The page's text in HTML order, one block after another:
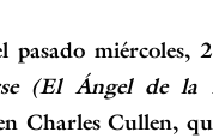
pasado miércoles,
(El Ángel de la
Charles Cullen,